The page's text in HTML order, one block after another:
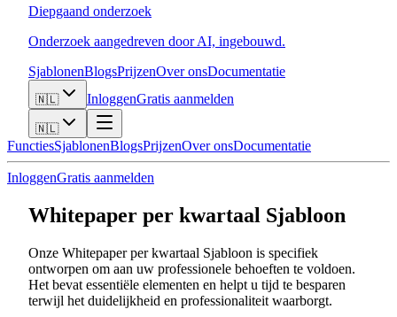
Diepgaand onderzoek
Onderzoek aangedreven door AI, ingebouwd.
SjablonenBlogsPrijzenOver onsDocumentatie
🇳🇱 InloggenGratis aanmelden
🇳🇱
FunctiesSjablonenBlogsPrijzenOver onsDocumentatie
InloggenGratis aanmelden
Whitepaper per kwartaal Sjabloon
Onze Whitepaper per kwartaal Sjabloon is specifiek
ontworpen om aan uw professionele behoeften te voldoen.
Het bevat essentiële elementen en helpt u tijd te besparen
terwijl het duidelijkheid en professionaliteit waarborgt.